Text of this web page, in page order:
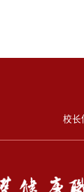
校长